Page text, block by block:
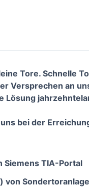
Tore. Schnelle
Versprechen an
bei der
Siemens TIA-Portal
von